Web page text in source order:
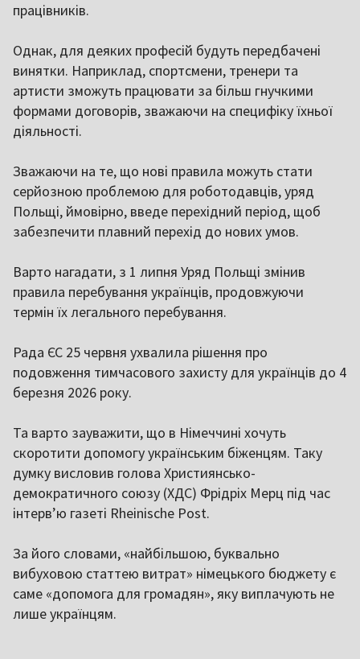
працівників.
Однак, для деяких професій будуть передбачені
винятки. Наприклад, спортсмени, тренери та
артисти зможуть працювати за більш гнучкими
формами договорів, зважаючи на специфіку їхньої
діяльності.
Зважаючи на те, що нові правила можуть стати
серйозною проблемою для роботодавців, уряд
Польщі, ймовірно, введе перехідний період, щоб
забезпечити плавний перехід до нових умов.
Варто нагадати, з 1 липня Уряд Польщі змінив
правила перебування українців, продовжуючи
термін їх легального перебування.
Рада ЄС 25 червня ухвалила рішення про
подовження тимчасового захисту для українців до 4
березня 2026 року.
Та варто зауважити, що в Німеччині хочуть
скоротити допомогу українським біженцям. Таку
думку висловив голова Християнсько-
демократичного союзу (ХДС) Фрідріх Мерц під час
інтерв’ю газеті Rheinische Post.
За його словами, «найбільшою, буквально
вибуховою статтею витрат» німецького бюджету є
саме «допомога для громадян», яку виплачують не
лише українцям.